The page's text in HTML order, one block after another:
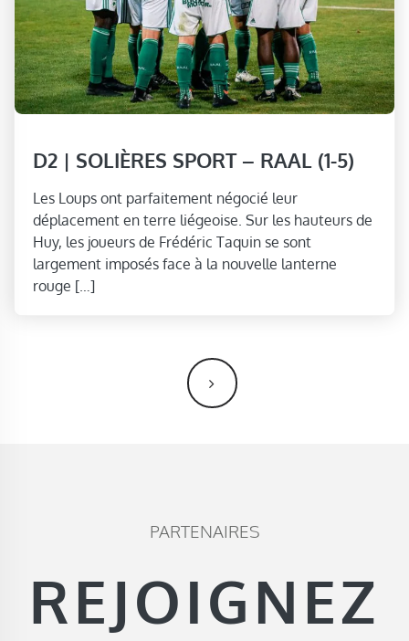
D2 | SOLIÈRES SPORT – RAAL (1-5)
Les Loups ont parfaitement négocié leur
déplacement en terre liégeoise. Sur les hauteurs de
Huy, les joueurs de Frédéric Taquin se sont
largement imposés face à la nouvelle lanterne
rouge […]
NAVIGATION DES ARTICLES
PARTENAIRES
REJOIGNEZ